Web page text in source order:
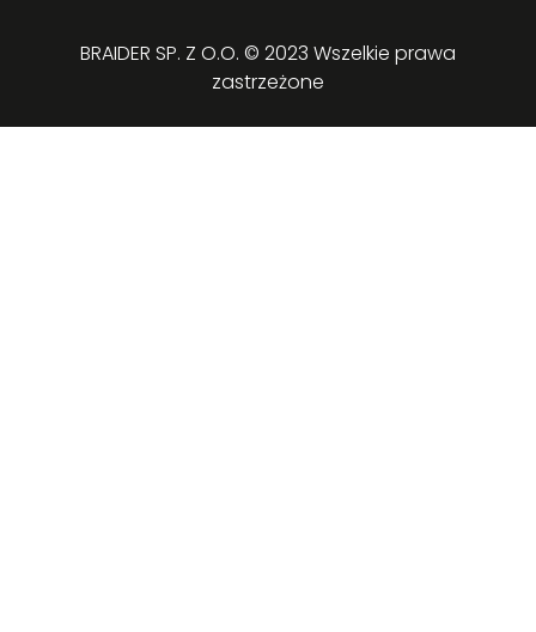
BRAIDER SP. Z O.O. © 2023 Wszelkie prawa
zastrzeżone